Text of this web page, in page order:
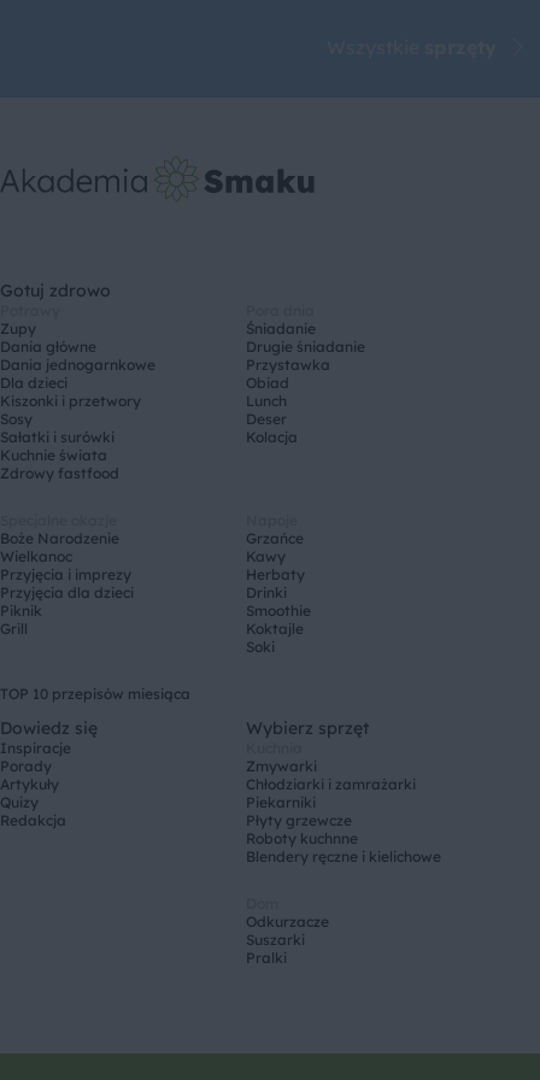
Gotuj zdrowo
Zupy
Dania główne
Dania jednogarnkowe
Dla dzieci
Kiszonki i przetwory
Sosy
Sałatki i surówki
Kuchnie świata
Zdrowy fastfood
Śniadanie
Drugie śniadanie
Przystawka
Obiad
Lunch
Deser
Kolacja
Boże Narodzenie
Wielkanoc
Przyjęcia i imprezy
Przyjęcia dla dzieci
Piknik
Grill
Grzańce
Kawy
Herbaty
Drinki
Smoothie
Koktajle
Soki
TOP 10 przepisów miesiąca
Dowiedz się
Inspiracje
Porady
Artykuły
Quizy
Redakcja
Wybierz sprzęt
Zmywarki
Chłodziarki i zamrażarki
Piekarniki
Płyty grzewcze
Roboty kuchnne
Blendery ręczne i kielichowe
Odkurzacze
Suszarki
Pralki